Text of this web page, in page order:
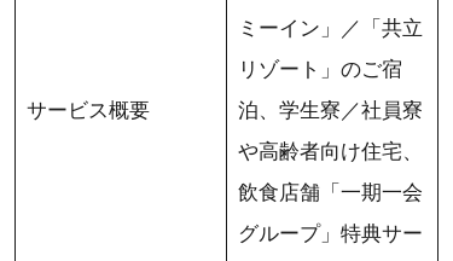
サービス概要
ミーイン」／「共立
リゾート」のご宿
泊、学生寮／社員寮
や高齢者向け住宅、
飲食店舗「一期一会
グループ」特典サー